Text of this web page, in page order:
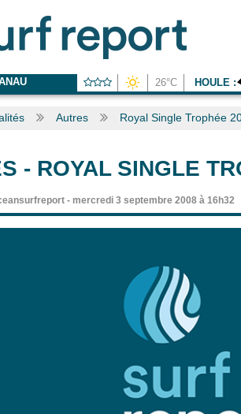
26°C HOULE :
Autres Royal Single Trophée
- ROYAL SINGLE
- mercredi 3 septembre 2008 à 16h32